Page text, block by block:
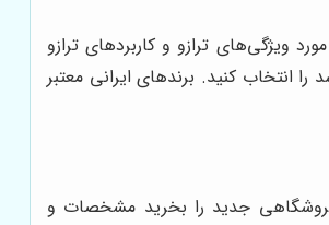
ترازو و کاربردهای ترازو
انتخاب کنید. برندهای ایرانی معتبر
فروشگاهی جدید را بخرید مشخصات و